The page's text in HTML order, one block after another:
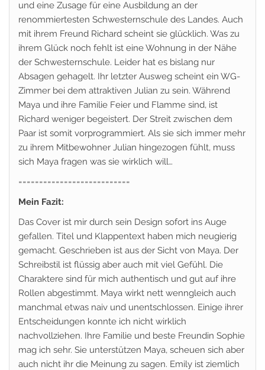
und eine Zusage für eine Ausbildung an der
renommiertesten Schwesternschule des Landes. Auch
mit ihrem Freund Richard scheint sie glücklich. Was zu
ihrem Glück noch fehlt ist eine Wohnung in der Nähe
der Schwesternschule. Leider hat es bislang nur
Absagen gehagelt. Ihr letzter Ausweg scheint ein WG-
Zimmer bei dem attraktiven Julian zu sein. Während
Maya und ihre Familie Feier und Flamme sind, ist
Richard weniger begeistert. Der Streit zwischen dem
Paar ist somit vorprogrammiert. Als sie sich immer mehr
zu ihrem Mitbewohner Julian hingezogen fühlt, muss
sich Maya fragen was sie wirklich will…
===========================
Mein Fazit:
Das Cover ist mir durch sein Design sofort ins Auge
gefallen. Titel und Klappentext haben mich neugierig
gemacht. Geschrieben ist aus der Sicht von Maya. Der
Schreibstil ist flüssig aber auch mit viel Gefühl. Die
Charaktere sind für mich authentisch und gut auf ihre
Rollen abgestimmt. Maya wirkt nett wenngleich auch
manchmal etwas naiv und unentschlossen. Einige ihrer
Entscheidungen konnte ich nicht wirklich
nachvollziehen. Ihre Familie und beste Freundin Sophie
mag ich sehr. Sie unterstützen Maya, scheuen sich aber
auch nicht ihr die Meinung zu sagen. Emily ist ziemlich